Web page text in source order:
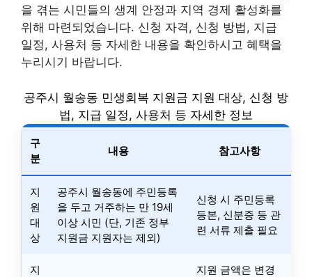
을 겪는 시민들의 생계 안정과 지역 경제 활성화를
위해 마련되었습니다. 신청 자격, 신청 방법, 지급
일정, 사용처 등 자세한 내용을 확인하시고 혜택을
누리시기 바랍니다.
공주시 월송동 민생회복 지원금 지원 대상, 신청 방
법, 지급 일정, 사용처 등 자세한 정보
구
분
내용 참고사항
지
원
대
상
공주시 월송동에 주민등록
을 두고 거주하는 만 19세
이상 시민 (단, 기존 정부
지원금 지원자는 제외)
신청 시 주민등록
등본, 신분증 등 관
련 서류 제출 필요
지
지원 금액은 변경